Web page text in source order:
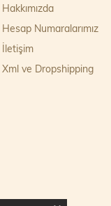
Hakkımızda
Hesap Numaralarımız
İletişim
Xml ve Dropshipping